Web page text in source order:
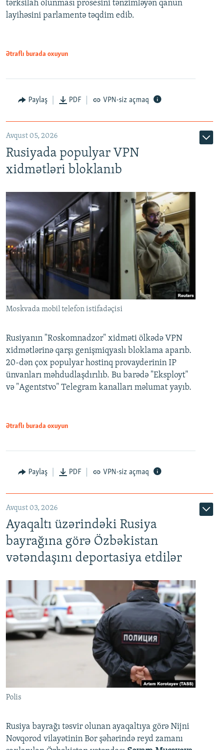
720p 1080p
tərksilah olunması prosesini tənzimləyən qanun
layihəsini parlamentə təqdim edib.
Ətraflı burada oxuyun
Paylaş PDF VPN-siz açmaq
Avqust 05, 2026
Rusiyada populyar VPN
xidmətləri bloklanıb
Moskvada mobil telefon istifadəçisi
Rusiyanın "Roskomnadzor" xidməti ölkədə VPN
xidmətlərinə qarşı genişmiqyaslı bloklama aparıb.
20-dən çox populyar hostinq provayderinin IP
ünvanları məhdudlaşdırılıb. Bu barədə "Eksployt"
və "Agentstvo" Telegram kanalları məlumat yayıb.
Ətraflı burada oxuyun
Paylaş PDF VPN-siz açmaq
Avqust 03, 2026
Ayaqaltı üzərindəki Rusiya
bayrağına görə Özbəkistan
vətəndaşını deportasiya etdilər
Polis
Rusiya bayrağı təsvir olunan ayaqaltıya görə Nijni
Novqorod vilayətinin Bor şəhərində reyd zamanı